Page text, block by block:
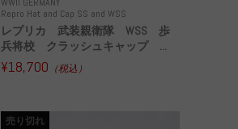
Repro Hat and Cap SS and WSS
レプリカ 武装親衛隊 WSS 歩
兵将校 クラッシュキャップ ...
¥18,700 （税込）
売り切れ